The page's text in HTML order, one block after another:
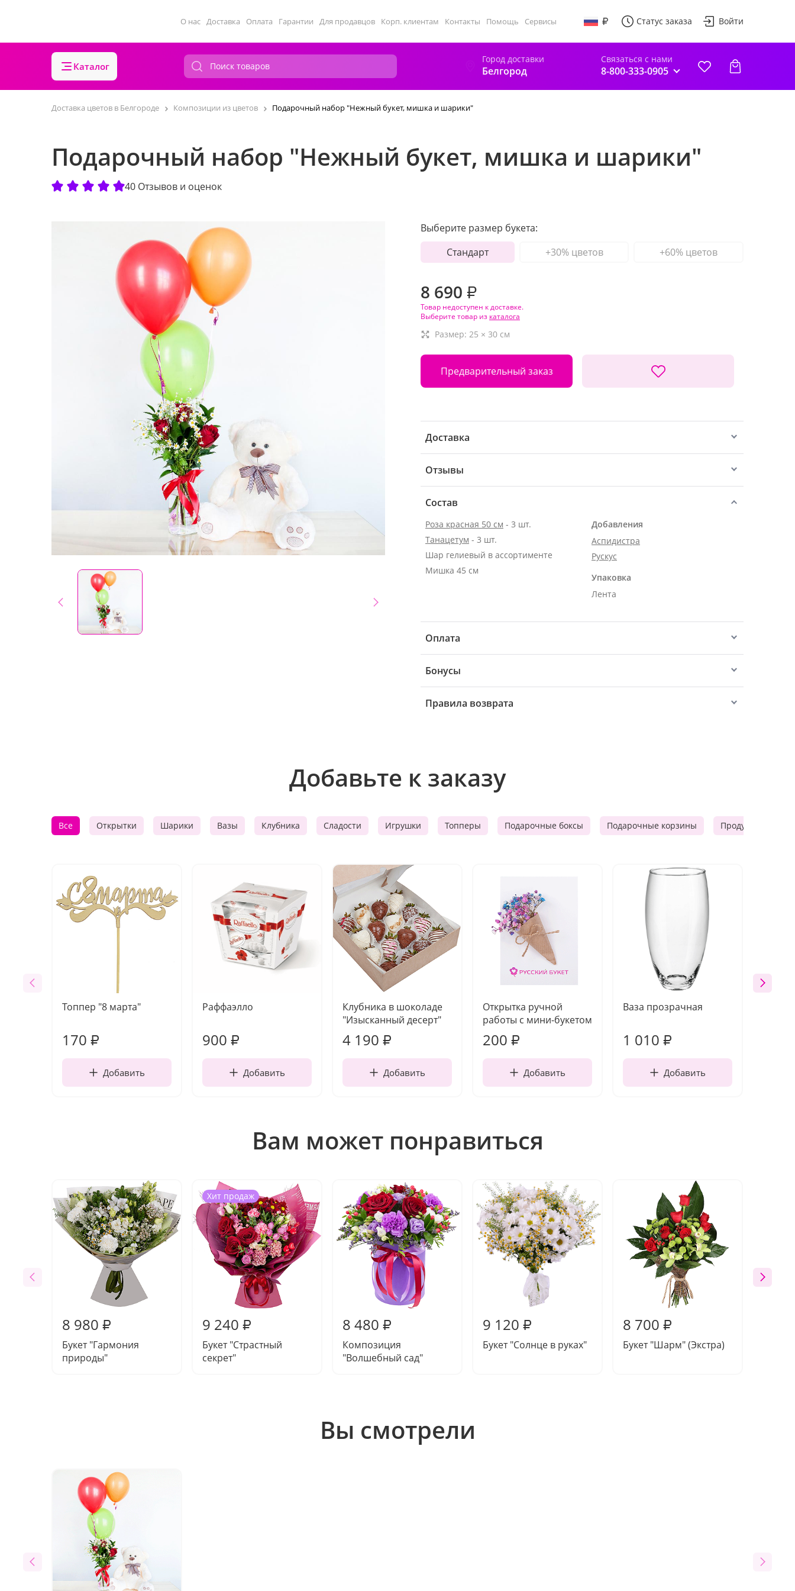
О нас Доставка Оплата Гарантии Для продавцов Корп. клиентам Контакты Помощь Сервисы Статус заказа Войти
Каталог
Город доставки
Белгород
Связаться с нами
8-800-333-0905
Доставка цветов в Белгороде Композиции из цветов Подарочный набор "Нежный букет, мишка и шарики"
Подарочный набор "Нежный букет, мишка и шарики"
40 Отзывов и оценок
Выберите размер букета:
Стандарт
+30% цветов +60% цветов
8 690 ₽
Товар недоступен к доставке.
Выберите товар из каталога
Размер: 25 × 30 см
Предварительный заказ
Доставка
Отзывы
Состав
Роза красная 50 см - 3 шт.
Танацетум - 3 шт.
Шар гелиевый в ассортименте
Мишка 45 см
Добавления
Аспидистра
Рускус
Упаковка
Лента
Оплата
Бонусы
Правила возврата
Добавьте к заказу
Все Открытки Шарики Вазы Клубника Сладости Игрушки Топперы Подарочные боксы Подарочные корзины Продуктовые
Топпер "8 марта"
170 ₽
Добавить
Раффаэлло
900 ₽
Добавить
Клубника в шоколаде
"Изысканный десерт"
4 190 ₽
Добавить
Открытка ручной
работы с мини-букетом
200 ₽
Добавить
Ваза прозрачная
1 010 ₽
Добавить
Вам может понравиться
8 980 ₽
Букет "Гармония
природы"
Хит продаж
9 240 ₽
Букет "Страстный
секрет"
8 480 ₽
Композиция
"Волшебный сад"
9 120 ₽
Букет "Солнце в руках"
8 700 ₽
Букет "Шарм" (Экстра)
Вы смотрели